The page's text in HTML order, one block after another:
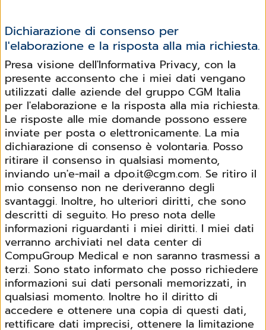
Dichiarazione di consenso per
l'elaborazione e la risposta alla mia richiesta.
Presa visione dell'Informativa Privacy, con la
presente acconsento che i miei dati vengano
utilizzati dalle aziende del gruppo CGM Italia
per l'elaborazione e la risposta alla mia richiesta.
Le risposte alle mie domande possono essere
inviate per posta o elettronicamente. La mia
dichiarazione di consenso è volontaria. Posso
ritirare il consenso in qualsiasi momento,
inviando un'e-mail a dpo.it@cgm.com. Se ritiro il
mio consenso non ne deriveranno degli
svantaggi. Inoltre, ho ulteriori diritti, che sono
descritti di seguito. Ho preso nota delle
informazioni riguardanti i miei diritti. I miei dati
verranno archiviati nel data center di
CompuGroup Medical e non saranno trasmessi a
terzi. Sono stato informato che posso richiedere
informazioni sui dati personali memorizzati, in
qualsiasi momento. Inoltre ho il diritto di
accedere e ottenere una copia di questi dati,
rettificare dati imprecisi, ottenere la limitazione